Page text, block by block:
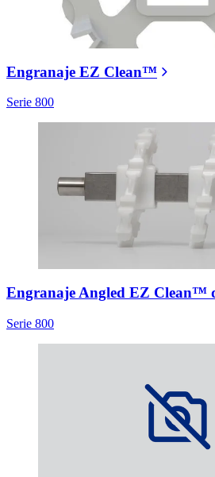
Engranaje EZ Clean™
Serie 800
Engranaje Angled EZ Clean™
Serie 800